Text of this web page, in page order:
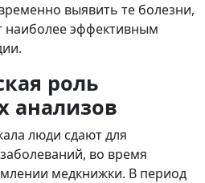
выявить те болезни,
наиболее эффективным
роль
анализов
люди сдают для
во время
медкнижки. В период